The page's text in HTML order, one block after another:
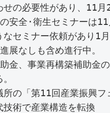
せの必要性があり、11
安全·衛生セミナーは
なセミナー依頼があり1
展なしも含め進行中。
金、事業再構築補助金
所の「第11回産業振興
代技術で産業構造